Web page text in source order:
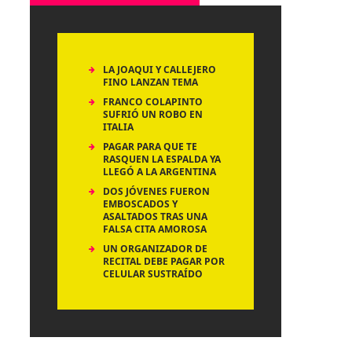
LA JOAQUI Y CALLEJERO
FINO LANZAN TEMA
FRANCO COLAPINTO
SUFRIÓ UN ROBO EN
ITALIA
PAGAR PARA QUE TE
RASQUEN LA ESPALDA YA
LLEGÓ A LA ARGENTINA
DOS JÓVENES FUERON
EMBOSCADOS Y
ASALTADOS TRAS UNA
FALSA CITA AMOROSA
UN ORGANIZADOR DE
RECITAL DEBE PAGAR POR
CELULAR SUSTRAÍDO